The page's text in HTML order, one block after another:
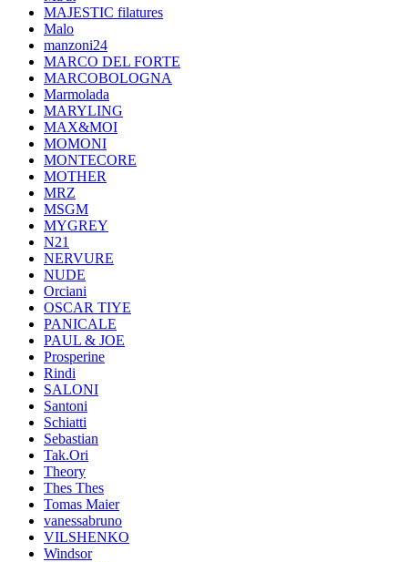
MAJESTIC filatures
Malo
manzoni24
MARCO DEL FORTE
MARCOBOLOGNA
Marmolada
MARYLING
MAX&MOI
MOMONI
MONTECORE
MOTHER
MRZ
MSGM
MYGREY
N21
NERVURE
NUDE
Orciani
OSCAR TIYE
PANICALE
PAUL & JOE
Prosperine
Rindi
SALONI
Santoni
Schiatti
Sebastian
Tak.Ori
Theory
Thes Thes
Tomas Maier
vanessabruno
VILSHENKO
Windsor